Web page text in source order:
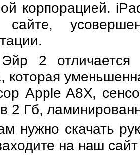
корпорацией.
сайте,
2
которая
Apple A8X,
2 Гб,
нужно скачать
на наш